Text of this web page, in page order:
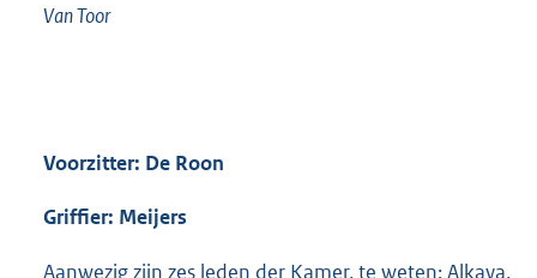
Van Toor
Voorzitter: De Roon
Griffier: Meijers
Aanwezig zijn zes leden der Kamer, te weten: Alkaya,